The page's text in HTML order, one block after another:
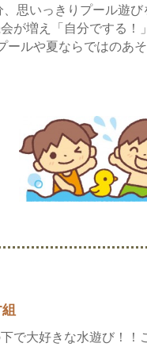
思いっきりプール遊
が増え「自分でする！
ールや夏ならではのあ
で大好きな水遊び！！